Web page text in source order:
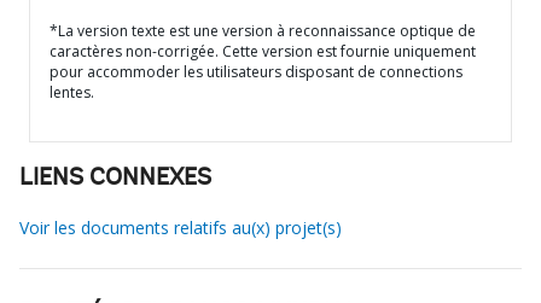
*La version texte est une version à reconnaissance optique de
caractères non-corrigée. Cette version est fournie uniquement
pour accommoder les utilisateurs disposant de connections
lentes.
LIENS CONNEXES
Voir les documents relatifs au(x) projet(s)